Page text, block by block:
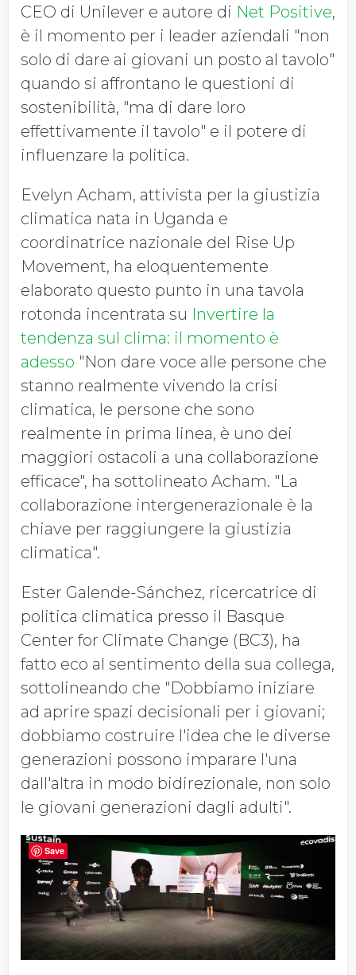
CEO di Unilever e autore di Net Positive,
è il momento per i leader aziendali "non
solo di dare ai giovani un posto al tavolo"
quando si affrontano le questioni di
sostenibilità, "ma di dare loro
effettivamente il tavolo" e il potere di
influenzare la politica.
Evelyn Acham, attivista per la giustizia
climatica nata in Uganda e
coordinatrice nazionale del Rise Up
Movement, ha eloquentemente
elaborato questo punto in una tavola
rotonda incentrata su Invertire la
tendenza sul clima: il momento è
adesso "Non dare voce alle persone che
stanno realmente vivendo la crisi
climatica, le persone che sono
realmente in prima linea, è uno dei
maggiori ostacoli a una collaborazione
efficace", ha sottolineato Acham. "La
collaborazione intergenerazionale è la
chiave per raggiungere la giustizia
climatica".
Ester Galende-Sánchez, ricercatrice di
politica climatica presso il Basque
Center for Climate Change (BC3), ha
fatto eco al sentimento della sua collega,
sottolineando che "Dobbiamo iniziare
ad aprire spazi decisionali per i giovani;
dobbiamo costruire l'idea che le diverse
generazioni possono imparare l'una
dall'altra in modo bidirezionale, non solo
le giovani generazioni dagli adulti".
Save